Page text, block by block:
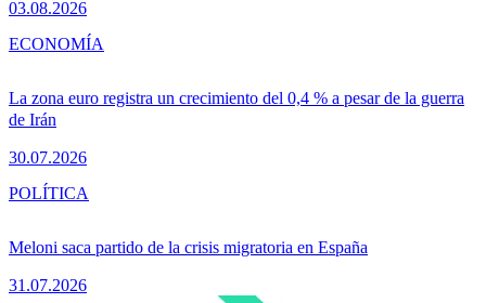
03.08.2026
La zona euro registra un crecimiento del 0,4 % a pesar de la guerra
de Irán
30.07.2026
ECONOMÍA
Meloni saca partido de la crisis migratoria en España
31.07.2026
POLÍTICA